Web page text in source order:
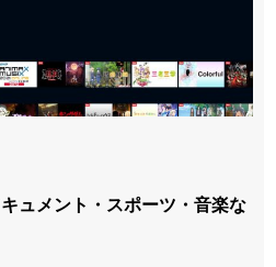
ュメント・スポーツ・音楽な